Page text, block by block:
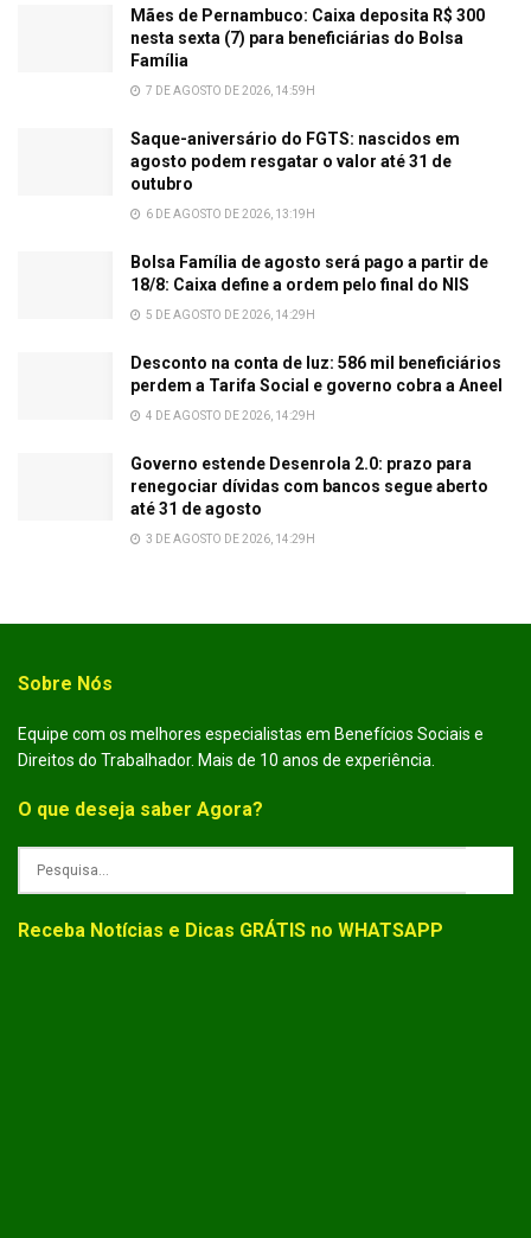
Mães de Pernambuco: Caixa deposita R$ 300
nesta sexta (7) para beneficiárias do Bolsa
Família
7 DE AGOSTO DE 2026, 14:59H
Saque-aniversário do FGTS: nascidos em
agosto podem resgatar o valor até 31 de
outubro
6 DE AGOSTO DE 2026, 13:19H
Bolsa Família de agosto será pago a partir de
18/8: Caixa define a ordem pelo final do NIS
5 DE AGOSTO DE 2026, 14:29H
Desconto na conta de luz: 586 mil beneficiários
perdem a Tarifa Social e governo cobra a Aneel
4 DE AGOSTO DE 2026, 14:29H
Governo estende Desenrola 2.0: prazo para
renegociar dívidas com bancos segue aberto
até 31 de agosto
3 DE AGOSTO DE 2026, 14:29H
Sobre Nós
Equipe com os melhores especialistas em Benefícios Sociais e
Direitos do Trabalhador. Mais de 10 anos de experiência.
O que deseja saber Agora?
Receba Notícias e Dicas GRÁTIS no WHATSAPP